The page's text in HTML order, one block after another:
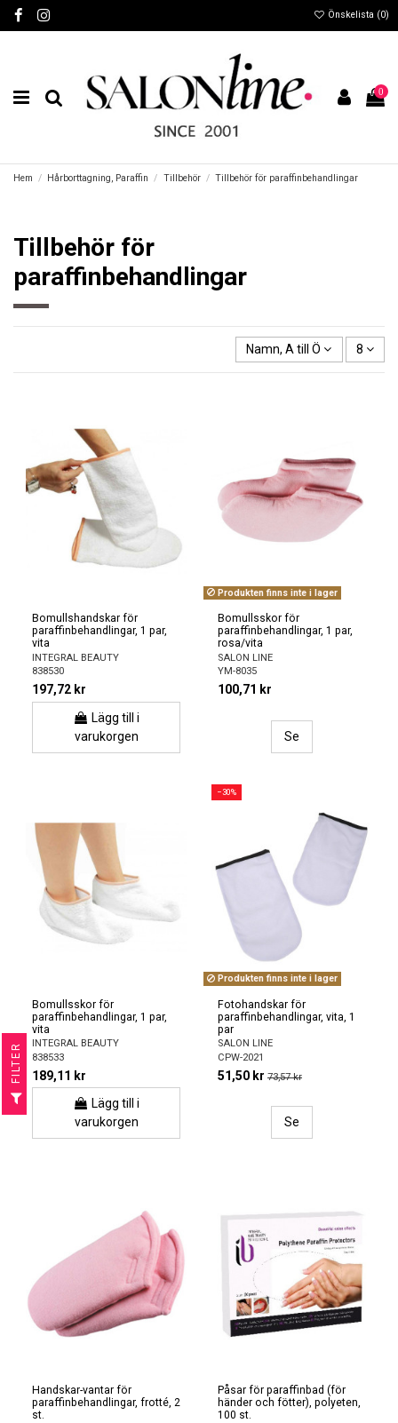
Önskelista (0)
0
Hem Hårborttagning, Paraffin Tillbehör Tillbehör för paraffinbehandlingar
Tillbehör för
paraffinbehandlingar
Namn, A till Ö 8
Bomullshandskar för
paraffinbehandlingar, 1 par,
vita
INTEGRAL BEAUTY
838530
197,72 kr
Lägg till i
varukorgen
Produkten finns inte i lager
Bomullsskor för
paraffinbehandlingar, 1 par,
rosa/vita
SALON LINE
YM-8035
100,71 kr
Se
Bomullsskor för
paraffinbehandlingar, 1 par,
vita
INTEGRAL BEAUTY
838533
189,11 kr
Lägg till i
varukorgen
−30%
Produkten finns inte i lager
Fotohandskar för
paraffinbehandlingar, vita, 1
par
SALON LINE
CPW-2021
51,50 kr 73,57 kr
Se
Handskar-vantar för
paraffinbehandlingar, frotté, 2
st.
Påsar för paraffinbad (för
händer och fötter), polyeten,
100 st.
R